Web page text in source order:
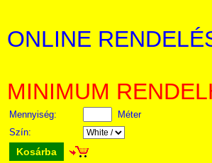
ONLINE
MINIMUM
Mennyiség:
Méter
Szín:
Kosárba